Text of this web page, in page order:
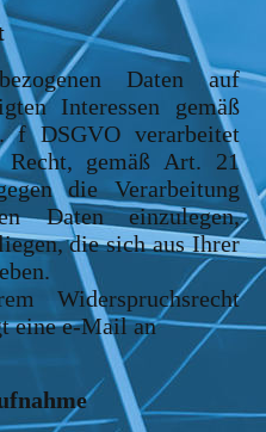
Daten auf
Interessen gemäß
DSGVO verarbeitet
Recht, gemäß Art. 21
die Verarbeitung
Daten einzulegen,
die sich aus Ihrer
Widerspruchsrecht
eine e-Mail an